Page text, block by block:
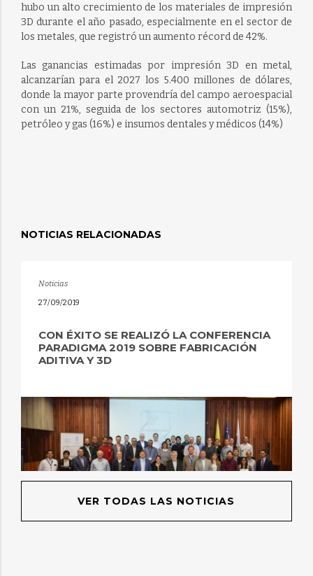
hubo un alto crecimiento de los materiales de impresión
3D durante el año pasado, especialmente en el sector de
los metales, que registró un aumento récord de 42%.
Las ganancias estimadas por impresión 3D en metal,
alcanzarían para el 2027 los 5.400 millones de dólares,
donde la mayor parte provendría del campo aeroespacial
con un 21%, seguida de los sectores automotriz (15%),
petróleo y gas (16%) e insumos dentales y médicos (14%)
NOTICIAS RELACIONADAS
Noticias
27/09/2019
CON ÉXITO SE REALIZÓ LA CONFERENCIA
PARADIGMA 2019 SOBRE FABRICACIÓN
ADITIVA Y 3D
VER TODAS LAS NOTICIAS